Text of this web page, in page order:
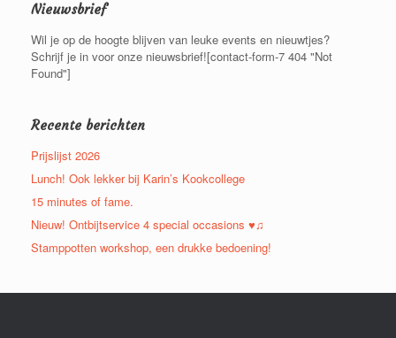
g
a
t
i
Nieuwsbrief
Wil je op de hoogte blijven van leuke events en nieuwtjes?
Schrijf je in voor onze nieuwsbrief![contact-form-7 404 "Not
Found"]
Recente berichten
Prijslijst 2026
Lunch! Ook lekker bij Karin’s Kookcollege
15 minutes of fame.
Nieuw! Ontbijtservice 4 special occasions ♥♫
Stamppotten workshop, een drukke bedoening!